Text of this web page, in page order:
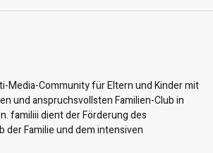
Media-Community für Eltern und Kinder mit
und anspruchsvollsten Familien-Club in
familiii dient der Förderung des
der Familie und dem intensiven